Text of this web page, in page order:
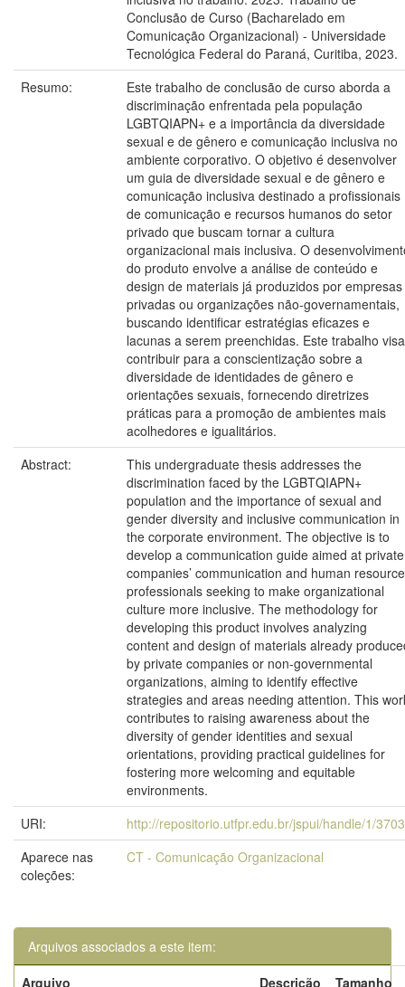
Conclusão de Curso (Bacharelado em
Comunicação Organizacional) - Universidade
Tecnológica Federal do Paraná, Curitiba, 2023.
Resumo:
Este trabalho de conclusão de curso aborda a
discriminação enfrentada pela população
LGBTQIAPN+ e a importância da diversidade
sexual e de gênero e comunicação inclusiva no
ambiente corporativo. O objetivo é desenvolver
um guia de diversidade sexual e de gênero e
comunicação inclusiva destinado a profissionais
de comunicação e recursos humanos do setor
privado que buscam tornar a cultura
organizacional mais inclusiva. O
do produto envolve a análise de conteúdo e
design de materiais já produzidos por empresas
privadas ou organizações não-governamentais,
buscando identificar estratégias eficazes e
lacunas a serem preenchidas. Este trabalho visa
contribuir para a conscientização sobre a
diversidade de identidades de gênero e
orientações sexuais, fornecendo diretrizes
práticas para a promoção de ambientes mais
acolhedores e igualitários.
Abstract:
This undergraduate thesis addresses the
discrimination faced by the LGBTQIAPN+
population and the importance of sexual and
gender diversity and inclusive communication in
the corporate environment. The objective is to
develop a communication guide aimed at private
companies’ communication and human resource
professionals seeking to make organizational
culture more inclusive. The methodology for
developing this product involves analyzing
content and design of materials already
by private companies or non-governmental
organizations, aiming to identify effective
strategies and areas needing attention. This
contributes to raising awareness about the
diversity of gender identities and sexual
orientations, providing practical guidelines for
fostering more welcoming and equitable
environments.
URI:
http://repositorio.utfpr.edu.br/jspui/handle/1/
Aparece nas
coleções:
CT - Comunicação Organizacional
Arquivos associados a este item:
Arquivo
Descrição
Tamanho